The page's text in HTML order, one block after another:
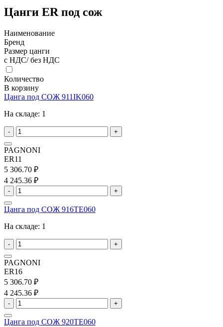
Цанги ER под сож
Наименование
Бренд
Размер цанги
с НДС/ без НДС
Количество
В корзину
Цанга под СОЖ 911IK060
На складе: 1
- +
PAGNONI
ER11
5 306.70 ₽
4 245.36 ₽
- +
Цанга под СОЖ 916TE060
На складе: 1
- +
PAGNONI
ER16
5 306.70 ₽
4 245.36 ₽
- +
Цанга под СОЖ 920TE060